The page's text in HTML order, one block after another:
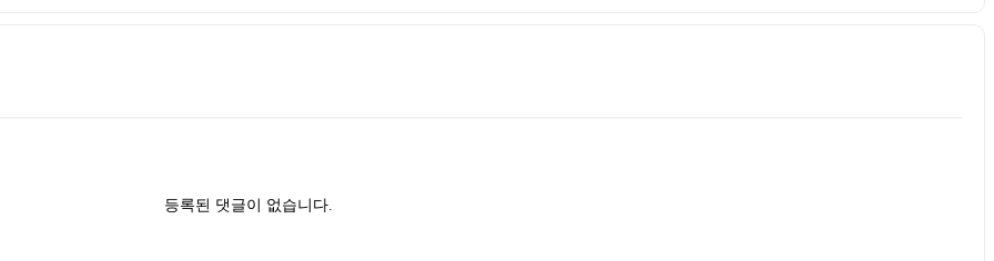
등록된 댓글이 없습니다.